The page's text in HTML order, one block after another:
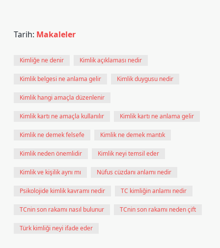
Tarih: Makaleler
Kimliğe ne denir Kimlik açıklaması nedir
Kimlik belgesi ne anlama gelir Kimlik duygusu nedir
Kimlik hangi amaçla düzenlenir
Kimlik kartı ne amaçla kullanılır Kimlik kartı ne anlama gelir
Kimlik ne demek felsefe Kimlik ne demek mantık
Kimlik neden önemlidir Kimlik neyi temsil eder
Kimlik ve kişilik aynı mı Nüfus cüzdanı anlamı nedir
Psikolojide kimlik kavramı nedir TC kimliğin anlamı nedir
TCnin son rakamı nasıl bulunur TCnin son rakamı neden çift
Türk kimliği neyi ifade eder